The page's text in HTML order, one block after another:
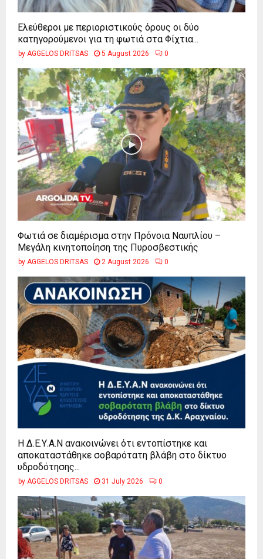
Ελεύθεροι με περιοριστικούς όρους οι δύο
κατηγορούμενοι για τη φωτιά στα Φίχτια...
by AGGELOS DRITSAS 5 August 2026 0
Φωτιά σε διαμέρισμα στην Πρόνοια Ναυπλίου –
Μεγάλη κινητοποίηση της Πυροσβεστικής
by AGGELOS DRITSAS 2 August 2026 0
Η Δ.Ε.Υ.Α.Ν ανακοινώνει ότι εντοπίστηκε και
αποκαταστάθηκε σοβαρότατη βλάβη στο δίκτυο
υδροδότησης...
by AGGELOS DRITSAS 31 July 2026 0